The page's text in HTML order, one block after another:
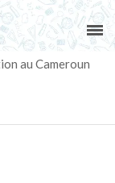
au Cameroun